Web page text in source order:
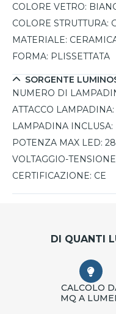
COLORE VETRO:
COLORE STRUTTURA:
MATERIALE:
FORMA: PLISSETTATA
SORGENTE
NUMERO DI
ATTACCO LAMPADINA:
LAMPADINA INCLUSA:
POTENZA MAX LED:
VOLTAGGIO-
CERTIFICAZIONE: CE
DI QUANTI
CALCOLO
MQ A